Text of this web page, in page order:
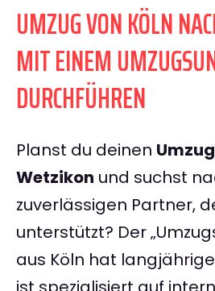
UMZUG VON KÖLN
MIT EINEM
DURCHFÜHREN
Planst du deinen
Wetzikon und suchst
zuverlässigen Partner,
unterstützt? Der
aus Köln hat